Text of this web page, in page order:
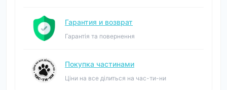
Гарантия и возврат
Гарантія та повернення
Покупка частинами
Ціни на все ділиться на час-ти-ни